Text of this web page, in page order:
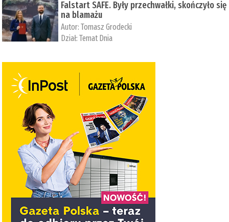
Falstart SAFE. Były przechwałki, skończyło się
na blamażu
Autor:Tomasz Grodecki
Dział:Temat Dnia